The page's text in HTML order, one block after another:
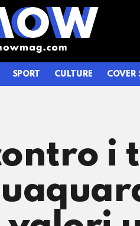
SPORT CULTURE COVER
i